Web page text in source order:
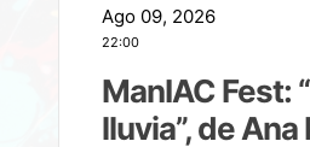
Ago 09, 2026
22:00
ManIAC Fest:
lluvia”, de